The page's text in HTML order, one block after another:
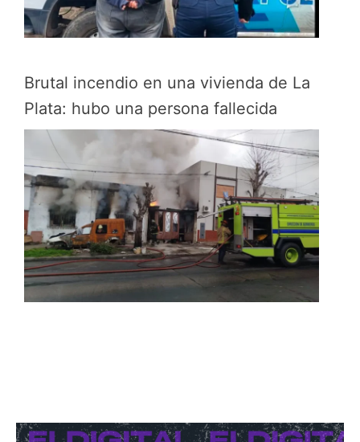
Brutal incendio en una vivienda de La
Plata: hubo una persona fallecida